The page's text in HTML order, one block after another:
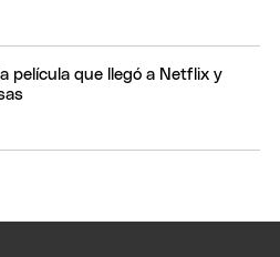
película que llegó a Netflix y